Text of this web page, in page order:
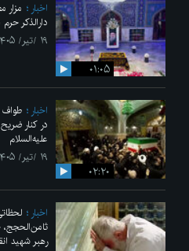
۰۱:۰۵
اخبار
مزار
دارالذکر
۱۹ /تیر/ ۱۴۰۵
۰۲:۲۰
اخبار
طواف
در کنار
علیه‌السلام
۱۹ /تیر/ ۱۴۰۵
اخبار
رهبر شهید